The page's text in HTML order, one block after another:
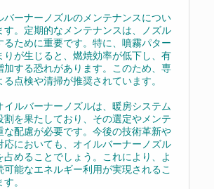
バーナーノズルのメンテナンスについ
す。定期的なメンテナンスは、ノズル
るために重要です。特に、噴霧パター
りが生じると、燃焼効率が低下し、有
加する恐れがあります。このため、専
点検や清掃が推奨されています。
イルバーナーノズルは、暖房システム
割を果たしており、その選定やメンテ
な配慮が必要です。今後の技術革新や
応においても、オイルバーナーノズル
占めることでしょう。これにより、よ
可能なエネルギー利用が実現されるこ
。